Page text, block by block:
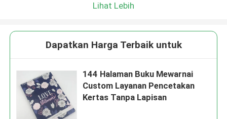
Lihat Lebih
Dapatkan Harga Terbaik untuk
144 Halaman Buku Mewarnai
Custom Layanan Pencetakan
Kertas Tanpa Lapisan